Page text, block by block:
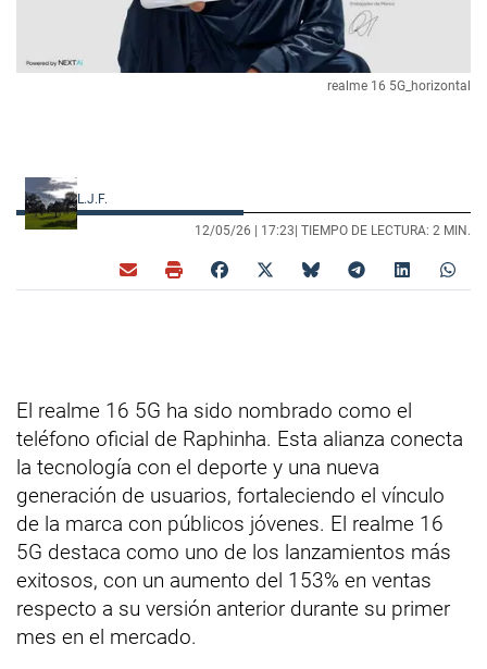
realme 16 5G_horizontal
L.J.F.
12/05/26 | 17:23 | TIEMPO DE LECTURA: 2 MIN.
El realme 16 5G ha sido nombrado como el
teléfono oficial de Raphinha. Esta alianza conecta
la tecnología con el deporte y una nueva
generación de usuarios, fortaleciendo el vínculo
de la marca con públicos jóvenes. El realme 16
5G destaca como uno de los lanzamientos más
exitosos, con un aumento del 153% en ventas
respecto a su versión anterior durante su primer
mes en el mercado.